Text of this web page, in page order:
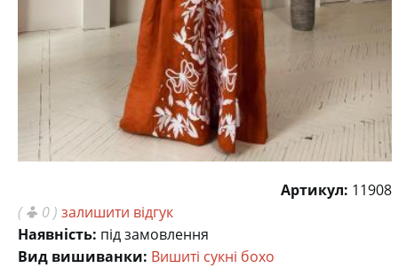
Артикул: 11908
(
0 ) залишити відгук
Наявність: під замовлення
Вид вишиванки: Вишиті сукні бохо